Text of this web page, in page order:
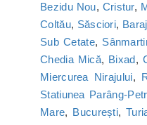
Bezidu Nou, Cristur,
Coltău, Săsciori,
Sub Cetate,
Chedia Mică, Bixad,
Miercurea Nirajului,
Statiunea Parâng-
Mare, București,